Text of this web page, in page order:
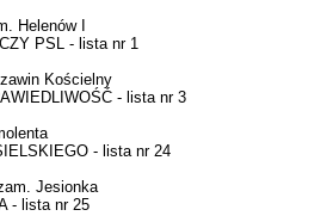
Helenów I
PSL - lista nr 1
Kościelny
- lista nr 3
- lista nr 24
Jesionka
- lista nr 25